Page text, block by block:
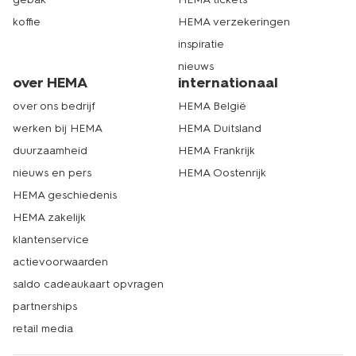
koffie
HEMA verzekeringen
inspiratie
nieuws
over HEMA
over ons bedrijf
werken bij HEMA
duurzaamheid
nieuws en pers
HEMA geschiedenis
HEMA zakelijk
klantenservice
actievoorwaarden
saldo cadeaukaart opvragen
partnerships
retail media
internationaal
HEMA België
HEMA Duitsland
HEMA Frankrijk
HEMA Oostenrijk